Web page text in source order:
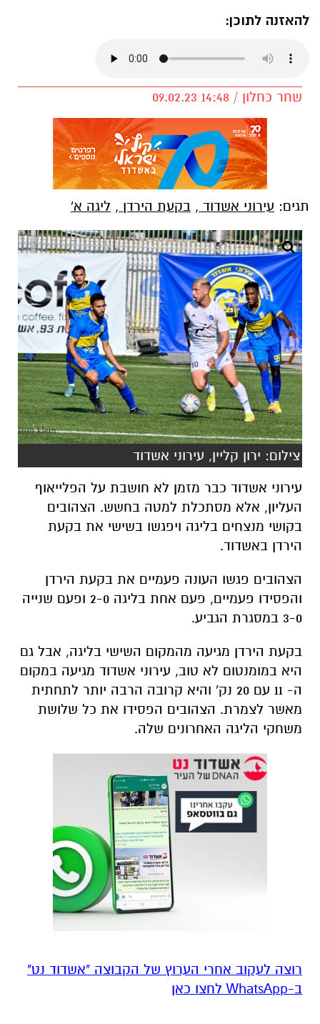
להאזנה לתוכן:
שחר כחלון / 14:48 09.02.23
תגים: עירוני אשדוד , בקעת הירדן , ליגה א'
צילום: ירון קליין, עירוני אשדוד
עירוני אשדוד כבר מזמן לא חושבת על הפלייאוף
העליון, אלא מסתכלת למטה בחשש. הצהובים
בקושי מנצחים בליגה ויפגשו בשישי את בקעת
הירדן באשדוד.
הצהובים פגשו העונה פעמיים את בקעת הירדן
והפסידו פעמיים, פעם אחת בליגה 2-0 ופעם שנייה
3-0 במסגרת הגביע.
בקעת הירדן מגיעה מהמקום השישי בליגה, אבל גם
היא במומנטום לא טוב, עירוני אשדוד מגיעה במקום
ה- 11 עם 20 נק' והיא קרובה הרבה יותר לתחתית
מאשר לצמרת. הצהובים הפסידו את כל שלושת
משחקי הליגה האחרונים שלה.
רוצה לעקוב אחרי הערוץ של הקבוצה "אשדוד נט"
ב-WhatsApp לחצו כאן